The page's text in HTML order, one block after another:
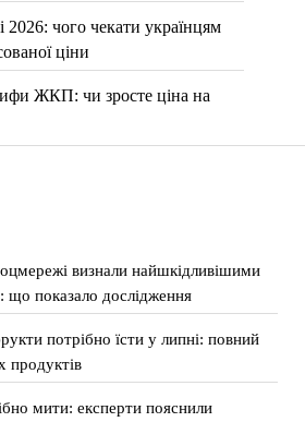
2026: чого чекати українцям
ціни
ЖКП: чи зросте ціна на
визнали найшкідливішими
що показало дослідження
потрібно їсти у липні: повний
продуктів
мити: експерти пояснили